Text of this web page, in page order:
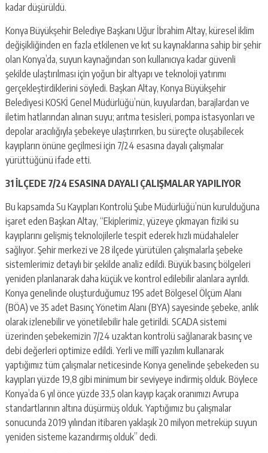
kadar düşürüldü.
Konya Büyükşehir Belediye Başkanı Uğur İbrahim Altay, küresel iklim
değişikliğinden en fazla etkilenen ve kıt su kaynaklarına sahip bir şehir
olan Konya’da, suyun kaynağından son kullanıcıya kadar güvenli
şekilde ulaştırılması için yoğun bir altyapı ve teknoloji yatırımı
gerçekleştirdiklerini söyledi. Başkan Altay, Konya Büyükşehir
Belediyesi KOSKİ Genel Müdürlüğü’nün, kuyulardan, barajlardan ve
iletim hatlarından alınan suyu; arıtma tesisleri, pompa istasyonları ve
depolar aracılığıyla şebekeye ulaştırırken, bu süreçte oluşabilecek
kayıpların önüne geçilmesi için 7/24 esasına dayalı çalışmalar
yürüttüğünü ifade etti.
31 İLÇEDE 7/24 ESASINA DAYALI ÇALIŞMALAR YAPILIYOR
Bu kapsamda Su Kayıpları Kontrolü Şube Müdürlüğü’nün kurulduğuna
işaret eden Başkan Altay, “Ekiplerimiz, yüzeye çıkmayan fiziki su
kayıplarını gelişmiş teknolojilerle tespit ederek hızlı müdahaleler
sağlıyor. Şehir merkezi ve 28 ilçede yürütülen çalışmalarla şebeke
sistemlerimiz detaylı bir şekilde analiz edildi. Büyük basınç bölgeleri
yeniden planlanarak daha küçük ve kontrol edilebilir alanlara ayrıldı.
Konya genelinde oluşturduğumuz 195 adet Bölgesel Ölçüm Alanı
(BÖA) ve 35 adet Basınç Yönetim Alanı (BYA) sayesinde şebeke, anlık
olarak izlenebilir ve yönetilebilir hale getirildi. SCADA sistemi
üzerinden şebekemizin 7/24 uzaktan kontrolü sağlanarak basınç ve
debi değerleri optimize edildi. Yerli ve millî yazılım kullanarak
yaptığımız tüm çalışmalar neticesinde Konya genelinde şebekeden su
kayıpları yüzde 19,8 gibi minimum bir seviyeye indirmiş olduk. Böylece
Konya’da 6 yıl önce yüzde 33,5 olan kayıp kaçak oranımızı Avrupa
standartlarının altına düşürmüş olduk. Yaptığımız bu çalışmalar
sonucunda 2019 yılından itibaren yaklaşık 20 milyon metreküp suyun
yeniden sisteme kazandırmış olduk” dedi.